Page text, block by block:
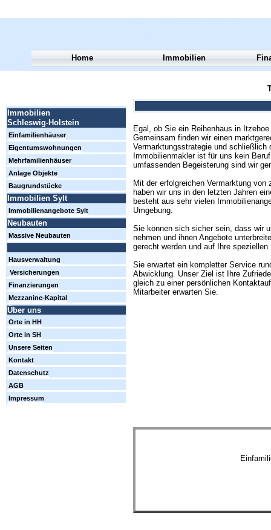
Egal, ob Sie ein Reihenhaus in
Gemeinsam finden wir einen
Vermarktungsstrategie und schließlich
Immobilienmakler ist für uns kein
umfassenden Begeisterung sind wir
Mit der erfolgreichen Vermarktung
haben wir uns in den letzten Jahren
besteht aus sehr vielen
Umgebung.
Sie können sich sicher sein, dass wir
nehmen und ihnen Angebote
gerecht werden und auf Ihre
Sie erwartet ein kompletter Service
Abwicklung. Unser Ziel ist Ihre
gleich zu einer persönlichen
Mitarbeiter erwarten Sie.
Home Immobilien
Immobilien
Schleswig-Holstein
Einfamilienhäuser
Eigentumswohnungen
Mehrfamilienhäuser
Anlage Objekte
Baugrundstücke
Immobilien Sylt
Immobilienangebote Sylt
Neubauten
Massive Neubauten
Hausverwaltung
Versicherungen
Finanzierungen
Mezzanine-Kapital
Über uns
Orte in HH
Orte in SH
Unsere Seiten
Kontakt
Datenschutz
AGB
Impressum